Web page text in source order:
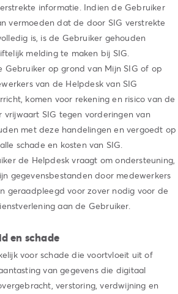
informatie. Indien de Gebruiker
vermoeden dat de door SIG verstrekte
is, is de Gebruiker gehouden
melding te maken bij SIG.
Gebruiker op grond van Mijn SIG of op
van de Helpdesk van SIG
komen voor rekening en risico van de
vrijwaart SIG tegen vorderingen van
met deze handelingen en vergoedt op
schade en kosten van SIG.
de Helpdesk vraagt om ondersteuning,
gegevensbestanden door medewerkers
geraadpleegd voor zover nodig voor de
aan de Gebruiker.
en schade
voor schade die voortvloeit uit of
van gegevens die digitaal
verstoring, verdwijning en